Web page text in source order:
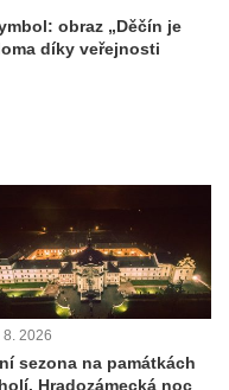
obraz „Děčín je
díky veřejnosti
8. 2026
sezona na památkách
Hradozámecká noc